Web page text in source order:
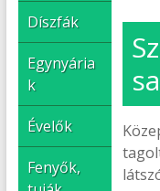
Díszfák
Egynyária
k
Évelők
Fenyők,